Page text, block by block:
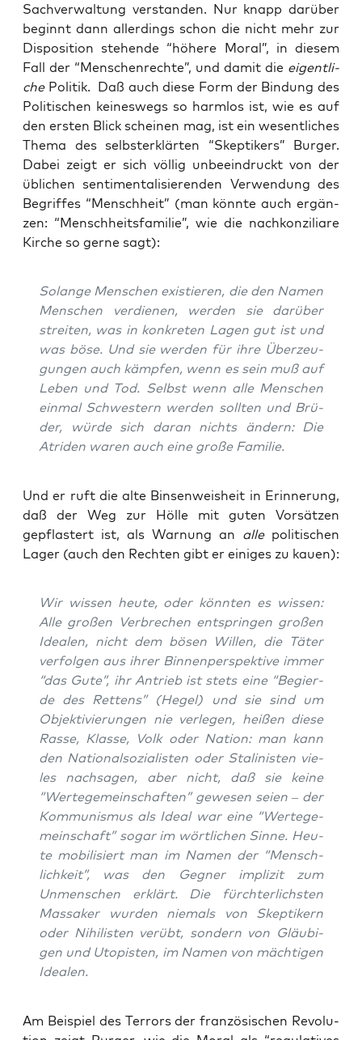
Sach­ver­wal­tung ver­stan­den. Nur knapp dar­über
beginnt dann aller­dings schon die nicht mehr zur
Dis­po­si­ti­on ste­hen­de “höhe­re Moral”, in die­sem
Fall der “Men­schen­rech­te”, und damit die eigent­li­
chePoli­tik. Daß auch die­se Form der Bin­dung des
Poli­ti­schen kei­nes­wegs so harm­los ist, wie es auf
den ers­ten Blick schei­nen mag, ist ein wesent­li­ches
The­ma des selbst­er­klär­ten “Skep­ti­kers” Bur­ger.
Dabei zeigt er sich völ­lig unbe­ein­druckt von der
übli­chen sen­ti­men­ta­li­sie­ren­den Ver­wen­dung des
Begrif­fes “Mensch­heit” (man könn­te auch ergän­
zen: “Mensch­heits­fa­mi­lie”, wie die nach­kon­zi­lia­re
Kir­che so ger­ne sagt):
Solan­ge Men­schen exis­tie­ren, die den Namen
Men­schen ver­die­nen, wer­den sie dar­über
strei­ten, was in kon­kre­ten Lagen gut ist und
was böse. Und sie wer­den für ihre Über­zeu­
gun­gen auch kämp­fen, wenn es sein muß auf
Leben und Tod. Selbst wenn alle Men­schen
ein­mal Schwes­tern wer­den soll­ten und Brü­
der, wür­de sich dar­an nichts ändern: Die
Atri­den waren auch eine gro­ße Familie.
Und er ruft die alte Bin­sen­weis­heit in Erin­ne­rung,
daß der Weg zur Höl­le mit guten Vor­sät­zen
gepflas­tert ist, als War­nung an allepoli­ti­schen
Lager (auch den Rech­ten gibt er eini­ges zu kauen):
Wir wis­sen heu­te, oder könn­ten es wis­sen:
Alle gro­ßen Ver­bre­chen ent­sprin­gen gro­ßen
Idea­len, nicht dem bösen Wil­len, die Täter
ver­fol­gen aus ihrer Bin­nen­per­spek­ti­ve immer
“das Gute”, ihr Antrieb ist stets eine “Begier­
de des Ret­tens” (Hegel) und sie sind um
Objek­ti­vie­run­gen nie ver­le­gen, hei­ßen die­se
Ras­se, Klas­se, Volk oder Nati­on: man kann
den Natio­nal­so­zia­lis­ten oder Sta­li­nis­ten vie­
les nach­sa­gen, aber nicht, daß sie kei­ne
“Wer­te­ge­mein­schaf­ten” gewe­sen sei­en – der
Kom­mu­nis­mus als Ide­al war eine “Wer­te­ge­
mein­schaft” sogar im wört­li­chen Sin­ne. Heu­
te mobi­li­siert man im Namen der “Mensch­
lich­keit”, was den Geg­ner impli­zit zum
Unmen­schen erklärt. Die fürch­ter­lichs­ten
Mas­sa­ker wur­den nie­mals von Skep­ti­kern
oder Nihi­lis­ten ver­übt, son­dern von Gläu­bi­
gen und Uto­pis­ten, im Namen von mäch­ti­gen
Idealen.
Am Bei­spiel des Ter­rors der fran­zö­si­schen Revo­lu­